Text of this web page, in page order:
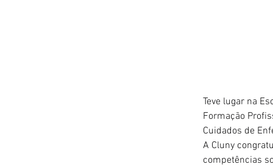
Teve lugar na
Formação
Cuidados de
A Cluny
competências